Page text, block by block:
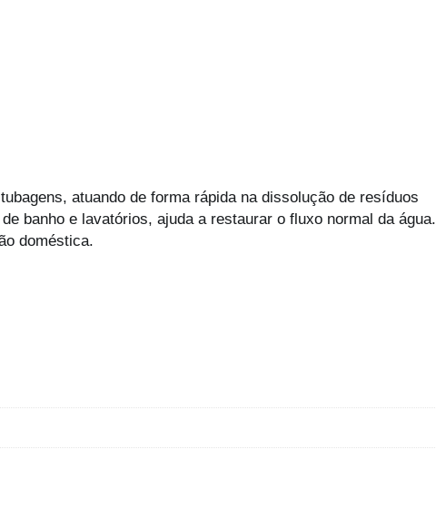
atuando de forma rápida na dissolução de resíduos
banho e lavatórios, ajuda a restaurar o fluxo normal da água.
doméstica.